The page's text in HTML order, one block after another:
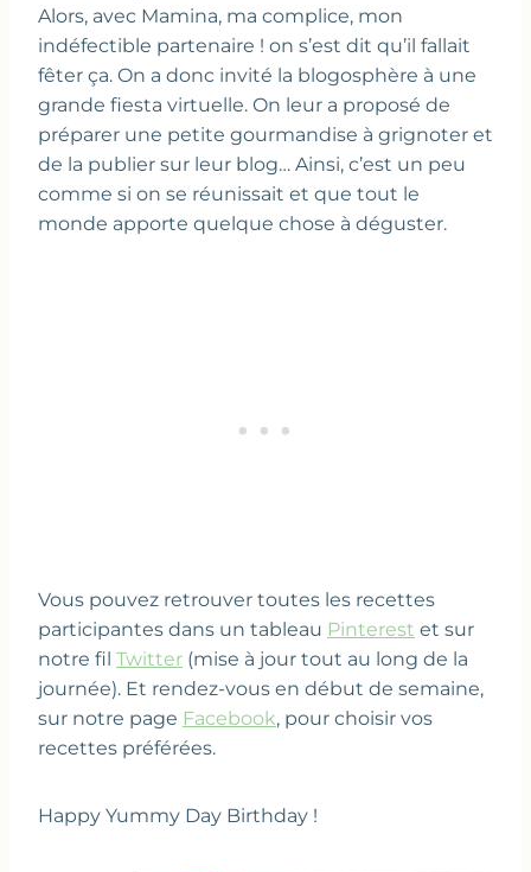
Alors, avec Mamina, ma complice, mon
indéfectible partenaire ! on s’est dit qu’il fallait
fêter ça. On a donc invité la blogosphère à une
grande fiesta virtuelle. On leur a proposé de
préparer une petite gourmandise à grignoter et
de la publier sur leur blog… Ainsi, c’est un peu
comme si on se réunissait et que tout le
monde apporte quelque chose à déguster.
Vous pouvez retrouver toutes les recettes
participantes dans un tableau Pinterest et sur
notre fil Twitter (mise à jour tout au long de la
journée). Et rendez-vous en début de semaine,
sur notre page Facebook, pour choisir vos
recettes préférées.
Happy Yummy Day Birthday !